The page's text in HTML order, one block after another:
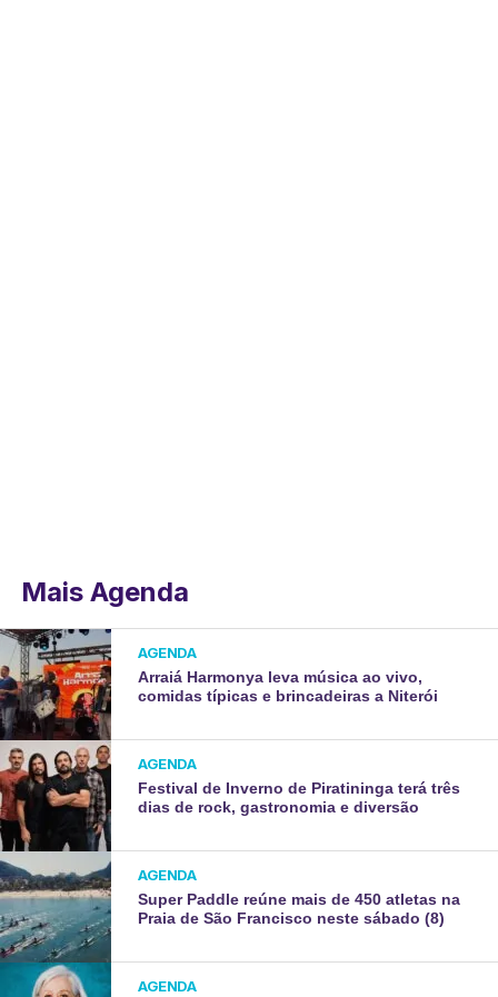
Mais Agenda
AGENDA
Arraiá Harmonya leva música ao vivo,
comidas típicas e brincadeiras a Niterói
AGENDA
Festival de Inverno de Piratininga terá três
dias de rock, gastronomia e diversão
AGENDA
Super Paddle reúne mais de 450 atletas na
Praia de São Francisco neste sábado (8)
AGENDA